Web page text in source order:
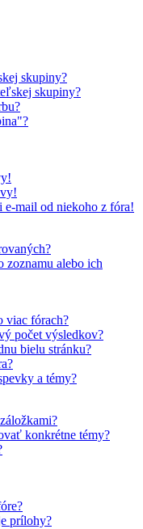
skupiny?
skupiny?
e-mail od niekoho z fóra!
alebo ich
viac fórach?
počet výsledkov?
bielu stránku?
a témy?
konkrétne témy?
prílohy?